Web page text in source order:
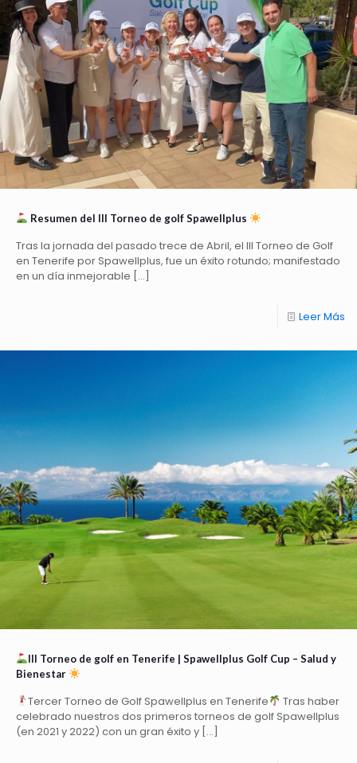
Resumen del III Torneo de golf Spawellplus
Tras la jornada del pasado trece de Abril, el III Torneo de Golf
en Tenerife por Spawellplus, fue un éxito rotundo; manifestado
en un día inmejorable […]
Leer Más
III Torneo de golf en Tenerife | Spawellplus Golf Cup – Salud y
Bienestar
Tercer Torneo de Golf Spawellplus en Tenerife
Tras haber
celebrado nuestros dos primeros torneos de golf Spawellplus
(en 2021 y 2022) con un gran éxito y […]